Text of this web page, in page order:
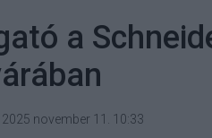
a
2025 november 11. 10:33